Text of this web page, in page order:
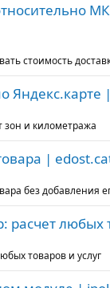
стоимость
зон и километража
|
без добавления
расчет любых
товаров и услуг